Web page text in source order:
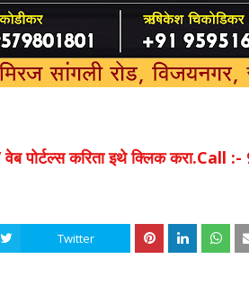
पोर्टल्स करिता इथे क्लिक करा.Call
Twitter